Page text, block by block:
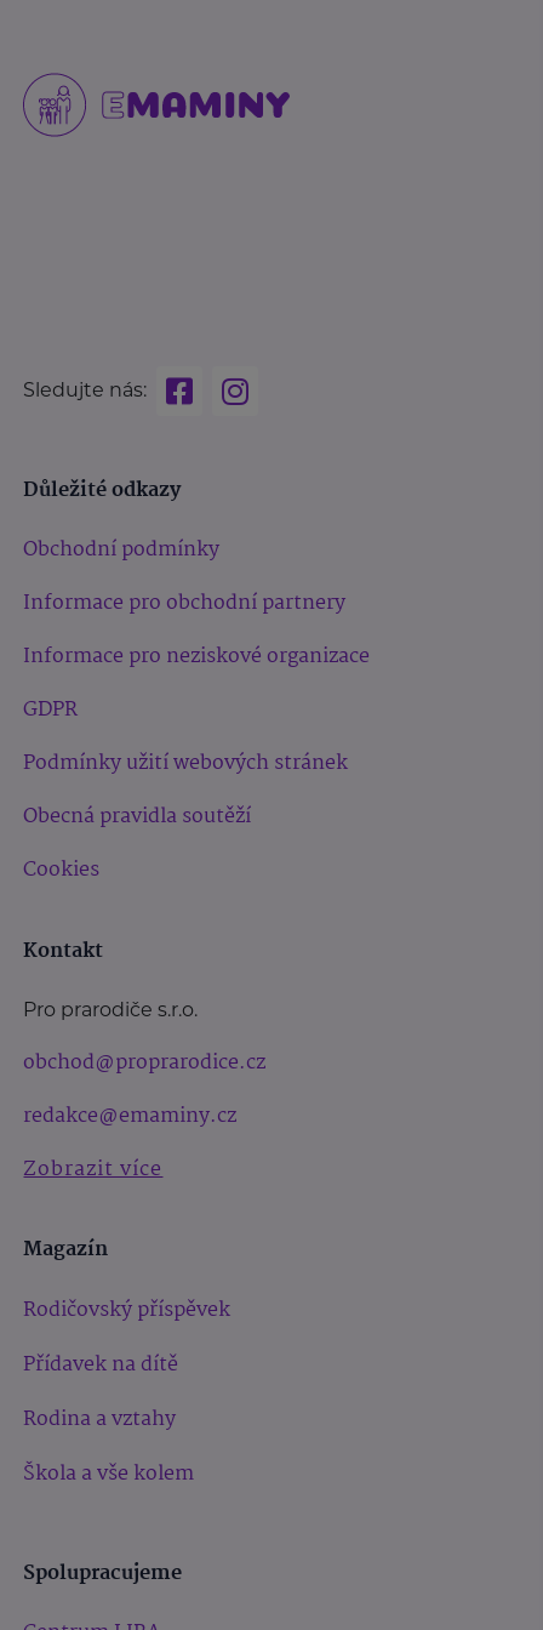
Sledujte nás:
Důležité odkazy
Obchodní podmínky
Informace pro obchodní partnery
Informace pro neziskové organizace
GDPR
Podmínky užití webových stránek
Obecná pravidla soutěží
Cookies
Kontakt
Pro prarodiče s.r.o.
obchod@proprarodice.cz
redakce@emaminy.cz
Zobrazit více
Magazín
Rodičovský příspěvek
Přídavek na dítě
Rodina a vztahy
Škola a vše kolem
Spolupracujeme